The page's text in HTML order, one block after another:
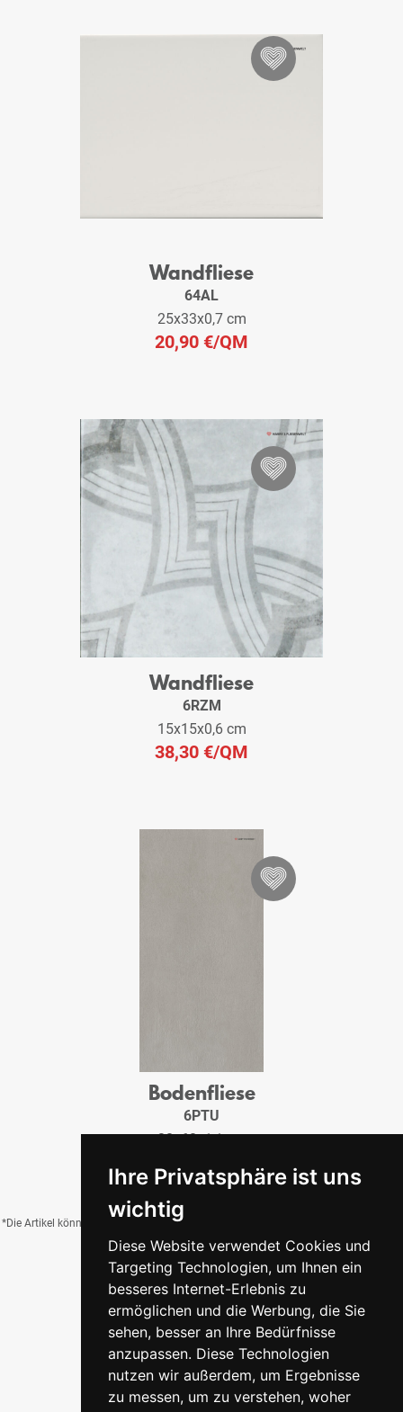
Ihre Privatsphäre ist uns
wichtig
Diese Website verwendet Cookies und
Targeting Technologien, um Ihnen ein
besseres Internet-Erlebnis zu
ermöglichen und die Werbung, die Sie
sehen, besser an Ihre Bedürfnisse
anzupassen. Diese Technologien
nutzen wir außerdem, um Ergebnisse
zu messen, um zu verstehen, woher
Wandfliese
64AL
25x33x0,7 cm
20,90 €/QM
Wandfliese
6RZM
15x15x0,6 cm
38,30 €/QM
Bodenfliese
6PTU
30x60x1,1 cm
*Die Artikel können durch Belichtung, Charge, Brand, Formate und weitere Einflüsse
von der Abbildung abweichen.